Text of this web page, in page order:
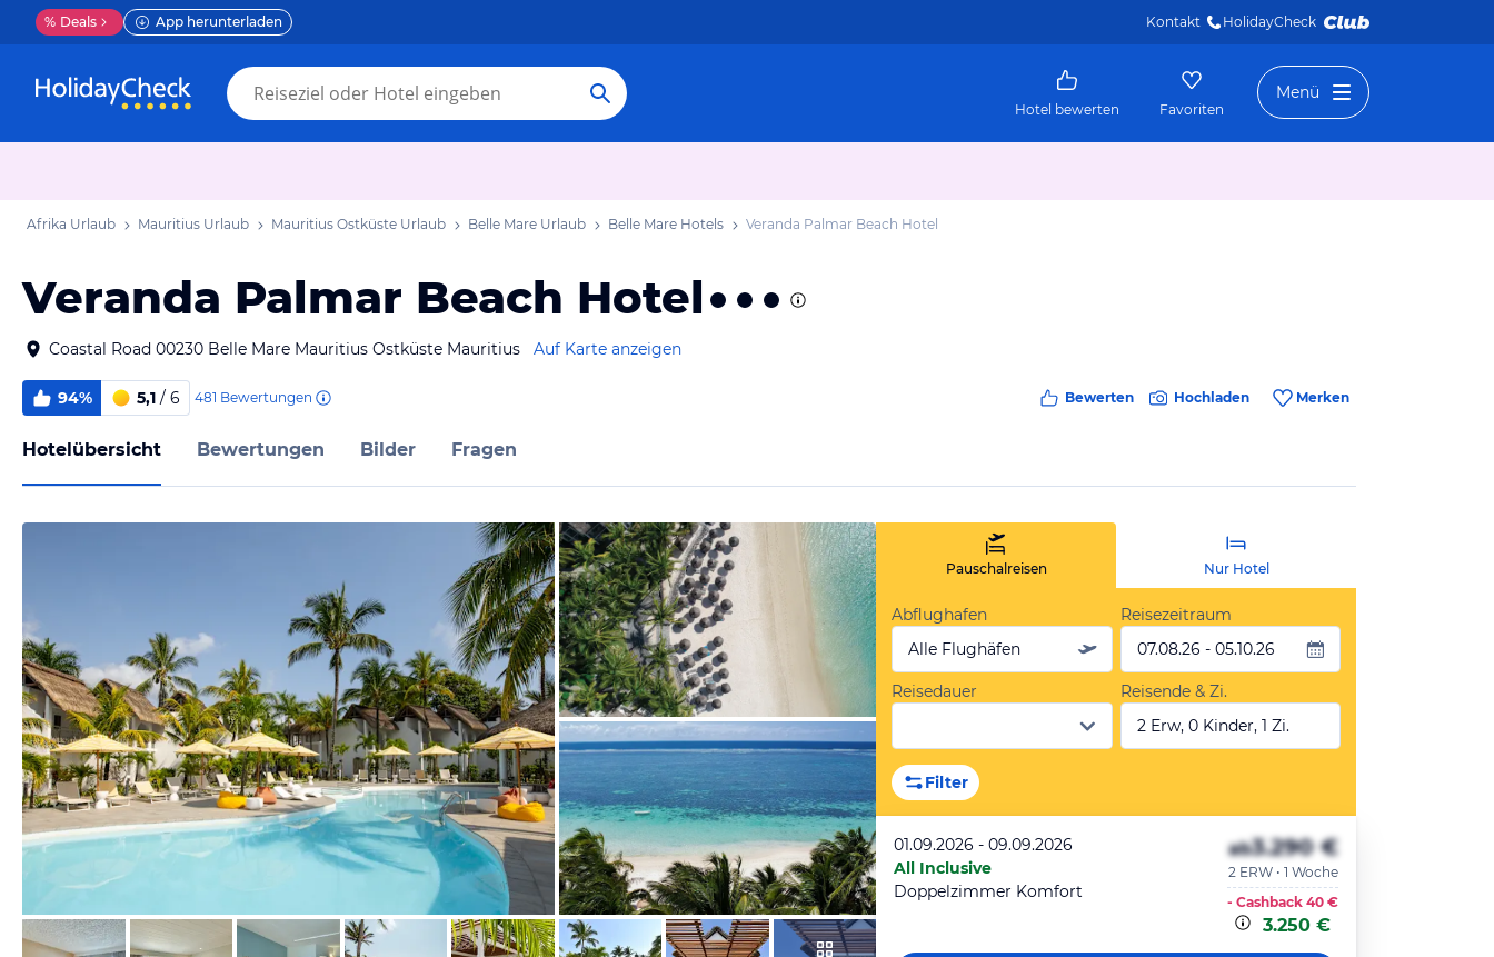
% Deals App herunterladen Kontakt HolidayCheck
Hotel bewerten Favoriten
Menü
Afrika Urlaub Mauritius Urlaub Mauritius Ostküste Urlaub Belle Mare Urlaub Belle Mare Hotels Veranda Palmar Beach Hotel
Veranda Palmar Beach Hotel
Coastal Road 00230 Belle Mare Mauritius Ostküste Mauritius Auf Karte anzeigen
94% 5,1 / 6 481 Bewertungen Bewerten Hochladen Merken
Hotelübersicht Bewertungen Bilder Fragen
vom Hotelier, Februar 2025
Pauschalreisen Nur Hotel
Abflughafen
Alle Flughäfen
Reisezeitraum
07.08.26 - 05.10.26
Reisedauer
Reisende & Zi.
2 Erw, 0 Kinder, 1 Zi.
Filter
01.09.2026 - 09.09.2026
All Inclusive
Doppelzimmer Komfort
ab3.290 €
2 ERW • 1 Woche
- Cashback 40 €
3.250 €